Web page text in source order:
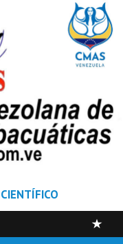
CIENTÍFICO